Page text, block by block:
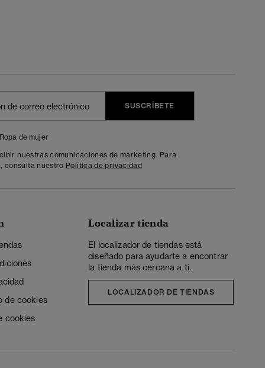
SUSCRÍBETE
de mujer
nuestras comunicaciones de marketing. Para
consulta nuestro Política de privacidad
de cookies
cookies
Localizar tienda
El localizador de tiendas está
diseñado para ayudarte a encontrar
la tienda más cercana a ti.
LOCALIZADOR DE TIENDAS